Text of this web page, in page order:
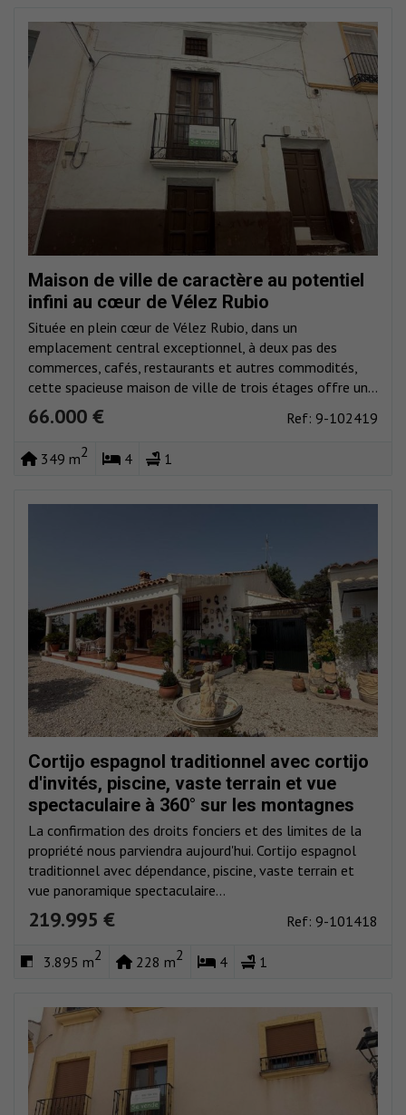
Maison de ville de caractère au potentiel
infini au cœur de Vélez Rubio
Située en plein cœur de Vélez Rubio, dans un
emplacement central exceptionnel, à deux pas des
commerces, cafés, restaurants et autres commodités,
cette spacieuse maison de ville de trois étages offre un...
66.000 € Ref: 9-102419
349 m2 4 1
Cortijo espagnol traditionnel avec cortijo
d'invités, piscine, vaste terrain et vue
spectaculaire à 360° sur les montagnes
La confirmation des droits fonciers et des limites de la
propriété nous parviendra aujourd'hui. Cortijo espagnol
traditionnel avec dépendance, piscine, vaste terrain et
vue panoramique spectaculaire...
219.995 € Ref: 9-101418
3.895 m2 228 m2 4 1